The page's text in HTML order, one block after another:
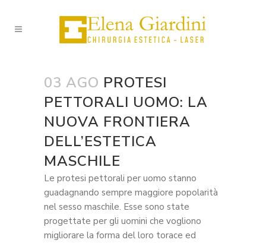
03 AGO PROTESI
PETTORALI UOMO: LA
NUOVA FRONTIERA
DELL’ESTETICA
MASCHILE
Le protesi pettorali per uomo stanno
guadagnando sempre maggiore popolarità
nel sesso maschile. Esse sono state
progettate per gli uomini che vogliono
migliorare la forma del loro torace ed